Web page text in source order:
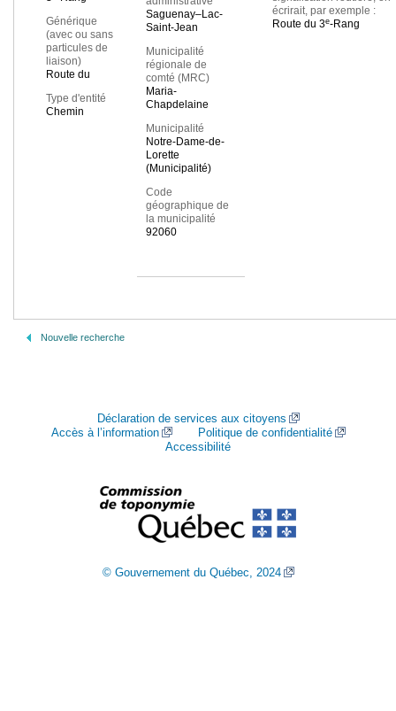
Générique
(avec ou sans
particules de
liaison)
Route du
Type d'entité
Chemin
Saguenay–Lac-
Saint-Jean
Municipalité
régionale de
comté (MRC)
Maria-
Chapdelaine
Municipalité
Notre-Dame-de-
Lorette
(Municipalité)
Code
géographique de
la municipalité
92060
écrirait, par exemple :
Route du 3e-Rang
Nouvelle recherche
Déclaration de services aux citoyens
Accès à l’information
Politique de confidentialité
Accessibilité
© Gouvernement du Québec, 2024